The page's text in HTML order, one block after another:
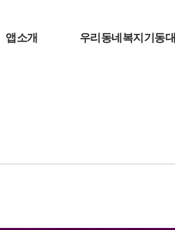
앱소개 우리동네복지기동대